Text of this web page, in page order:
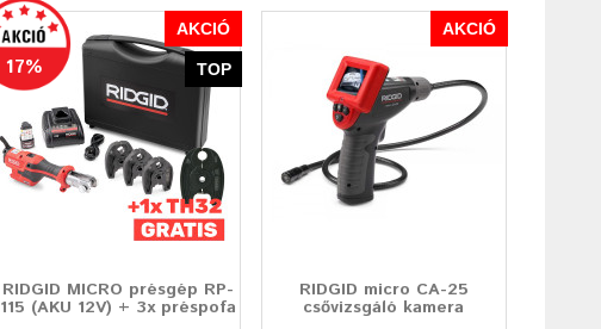
17%
AKCIÓ
TOP
RIDGID MICRO présgép RP-
115 (AKU 12V) + 3x préspofa
AKCIÓ
RIDGID micro CA-25
csővizsgáló kamera